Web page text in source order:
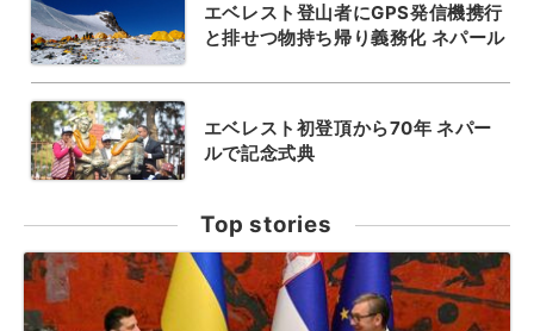
エベレスト登山者にGPS発信機携行
と排せつ物持ち帰り義務化 ネパール
エベレスト初登頂から70年 ネパー
ルで記念式典
Top stories